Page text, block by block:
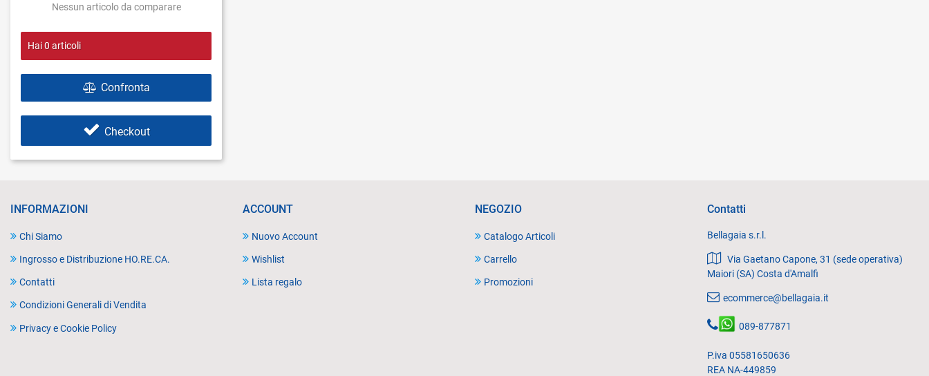
Nessun articolo da comparare
Hai0articoli
Confronta
Checkout
INFORMAZIONI
Chi Siamo
Ingrosso e Distribuzione HO.RE.CA.
Contatti
Condizioni Generali di Vendita
Privacy e Cookie Policy
ACCOUNT
Nuovo Account
Wishlist
Lista regalo
NEGOZIO
Catalogo Articoli
Carrello
Promozioni
Contatti
Bellagaia s.r.l.
Via Gaetano Capone, 31 (sede operativa)
Maiori (SA) Costa d'Amalfi
ecommerce@bellagaia.it
089-877871
P.iva 05581650636
REA NA-449859